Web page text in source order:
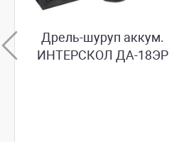
Дрель-шуруп аккум.
ИНТЕРСКОЛ ДА-18ЭР